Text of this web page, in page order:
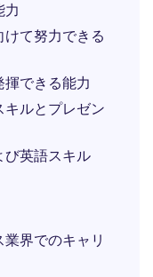
力
て努力できる
できる能力
ルとプレゼン
び英語スキル
界でのキャリ